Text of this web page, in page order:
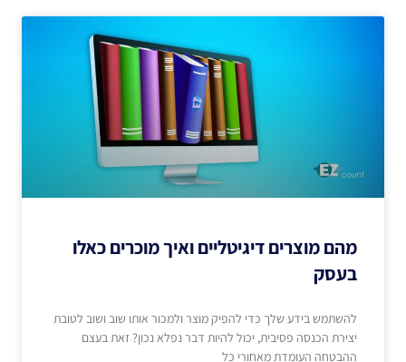
מהם מוצרים דיגיטליים ואיך מוכרים כאלו
בעסק
להשתמש בידע שלך כדי להפיק מוצר ולמכור אותו שוב ושוב לטובת
יצירת הכנסה פסיבית, יכול להיות דבר נפלא נכון? זאת בעצם
ההבטחה העומדת מאחורי כל